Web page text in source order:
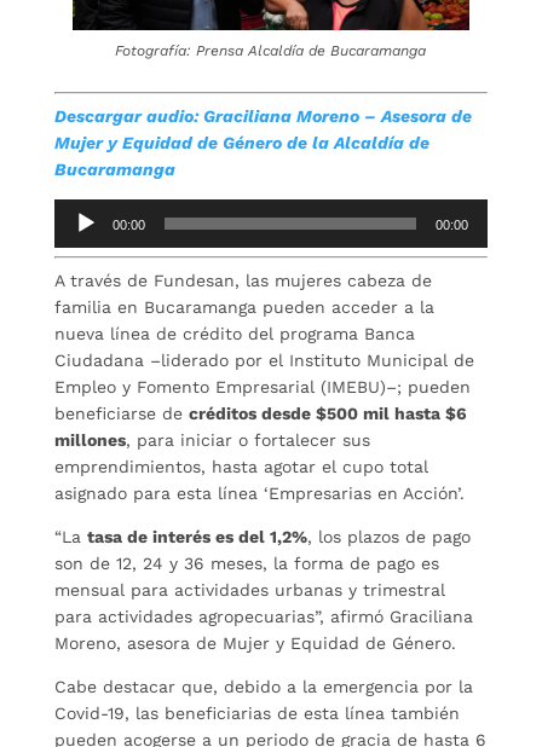
Fotografía: Prensa Alcaldía de Bucaramanga
Descargar audio: Graciliana Moreno – Asesora de
Mujer y Equidad de Género de la Alcaldía de
Bucaramanga
Reproductor
audio
00:00 00:00
A través de Fundesan, las mujeres cabeza de
familia en Bucaramanga pueden acceder a la
nueva línea de crédito del programa Banca
Ciudadana –liderado por el Instituto Municipal de
Empleo y Fomento Empresarial (IMEBU)–; pueden
beneficiarse de créditos desde $500 mil hasta $6
millones, para iniciar o fortalecer sus
emprendimientos, hasta agotar el cupo total
asignado para esta línea ‘Empresarias en Acción’.
“La tasa de interés es del 1,2%, los plazos de pago
son de 12, 24 y 36 meses, la forma de pago es
mensual para actividades urbanas y trimestral
para actividades agropecuarias”, afirmó Graciliana
Moreno, asesora de Mujer y Equidad de Género.
Cabe destacar que, debido a la emergencia por la
Covid-19, las beneficiarias de esta línea también
pueden acogerse a un periodo de gracia de hasta 6